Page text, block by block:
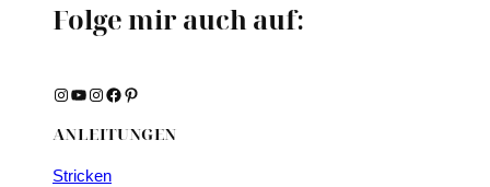
Folge mir auch auf:
Instagram YouTube Instagram Facebook Pinterest
ANLEITUNGEN
Stricken